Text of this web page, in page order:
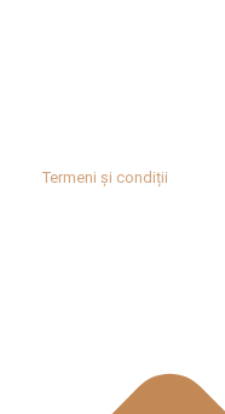
Termeni și condiții